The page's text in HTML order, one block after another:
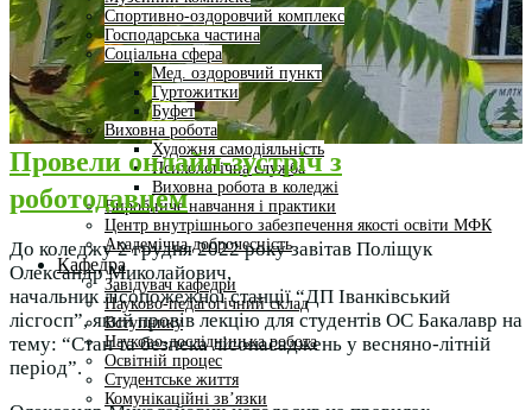
Спортивно-оздоровчий комплекс
Господарська частина
Соціальна сфера
Мед. оздоровчий пункт
Гуртожитки
Буфет
Виховна робота
Художня самодіяльність
Психологічна служба
Виховна робота в коледжі
Виробниче навчання і практики
Центр внутрішнього забезпечення якості освіти МФК
Академічна доброчесність
Кафедра
Завідувач кафедри
Науково-педагогічний склад
Вступнику
Науково-дослідницька робота
Освітній процес
Студентське життя
Комунікаційні зв’язки
Провели онлайн-зустріч з
роботодавцем
До коледжу 2 грудня 2022 року завітав Поліщук
Олександр Миколайович,
начальник лісопожежної станції “ДП Іванківський
лісгосп”, який провів лекцію для студентів ОС Бакалавр на
тему: “Стан та безпека лісонасаджень у весняно-літній
період”.